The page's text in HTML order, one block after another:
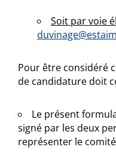
Soit par voie
Pour être considéré
de candidature doit
Le présent
signé par les deux
représenter le comité